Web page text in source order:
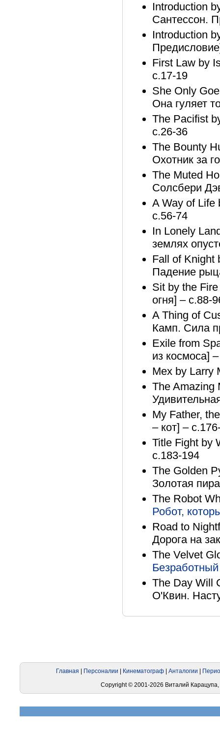
Introduction
Сантессон.
Introduction
First Law by
с.17-19
She Only
Она гуляет
The Pacifist
с.26-36
The Bounty
Охотник за
The Muted
Солсбери
A Way of Life
с.56-74
In Lonely
землях
Fall of Knight
Падение
Sit by the
огня] – с.88-
A Thing of
Камп. Сила
Exile from
из космоса]
Mex by Larry
The Amazing
My Father,
– кот] –
Title Fight by
с.183-194
The Golden
Золотая
The Robot
Робот,
Road to
Дорога на
The Velvet
The Day Will
О'Квин.